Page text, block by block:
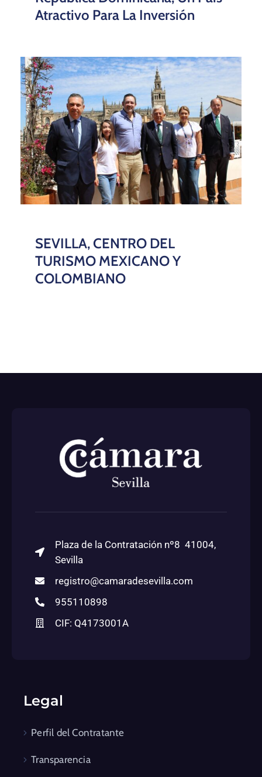
Atractivo Para La Inversión
SEVILLA, CENTRO DEL
TURISMO MEXICANO Y
COLOMBIANO
Plaza de la Contratación nº8 41004,
Sevilla
registro@camaradesevilla.com
955110898
CIF: Q4173001A
Legal
Perfil del Contratante
Transparencia